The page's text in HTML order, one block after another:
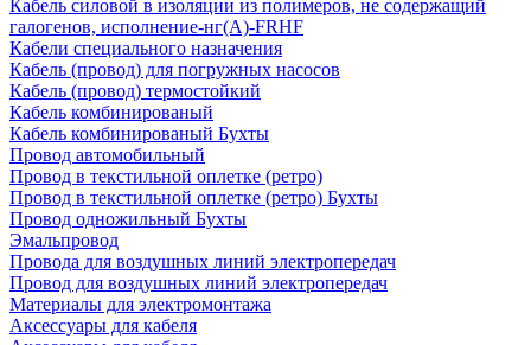
Кабель силовой в изоляции из полимеров, не содержащий
галогенов, исполнение-нг(А)-FRHF
Кабели специального назначения
Кабель (провод) для погружных насосов
Кабель (провод) термостойкий
Кабель комбинированый
Кабель комбинированый Бухты
Провод автомобильный
Провод в текстильной оплетке (ретро)
Провод в текстильной оплетке (ретро) Бухты
Провод одножильный Бухты
Эмальпровод
Провода для воздушных линий электропередач
Провод для воздушных линий электропередач
Материалы для электромонтажа
Аксессуары для кабеля